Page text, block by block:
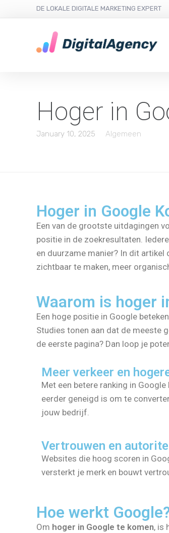
DE LOKALE DIGITALE MARKETING EXPERT
Hoger in
January 10, 2025 Algemeen
Hoger in Google
Een van de grootste uitdagingen
positie in de zoekresultaten.
en duurzame manier? In dit
zichtbaar te maken, meer
Waarom is hoger
Een hoge positie in Google
Studies tonen aan dat de meeste
de eerste pagina? Dan loop je
Meer verkeer en
Met een betere ranking in
eerder geneigd is om te
jouw bedrijf.
Vertrouwen en
Websites die hoog scoren in
versterkt je merk en bouwt
Hoe werkt
Om hoger in Google te komen, is